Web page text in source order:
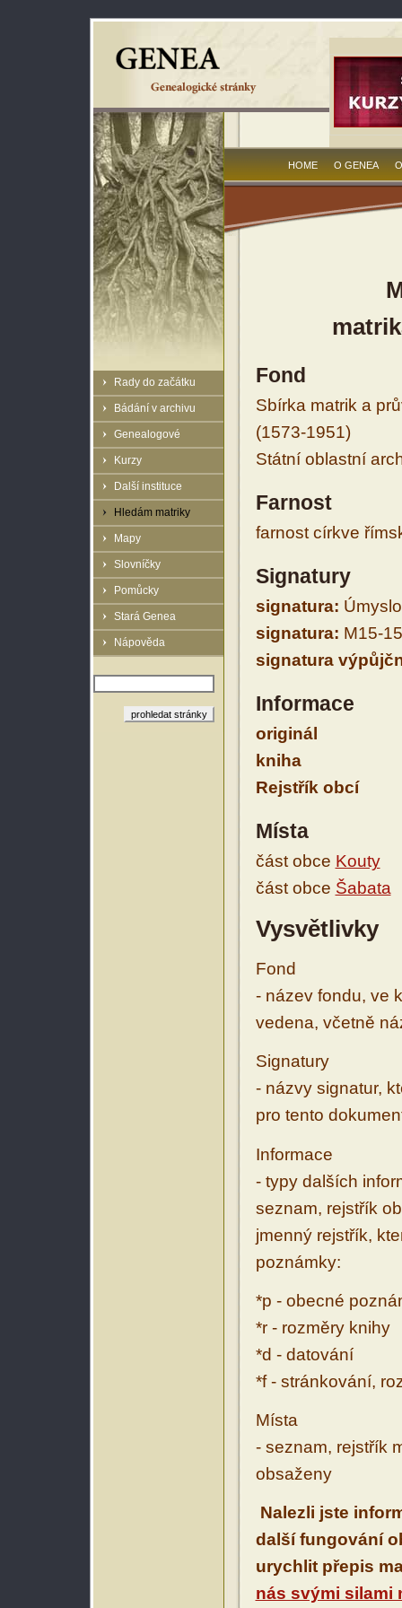
Rady do začátku
Bádání v archivu
Genealogové
Kurzy
Další instituce
Hledám matriky
Mapy
Slovníčky
Pomůcky
Stará Genea
Nápověda
HOME O GENEA
Fond
Sbírka matrik a
(1573-1951)
Státní oblastní
Farnost
farnost církve
Signatury
signatura:
signatura: M15-
signatura
Informace
originál
kniha
Rejstřík obcí
Místa
část obce Kouty
část obce Šabata
Vysvětlivky
Fond
- název fondu, ve
vedena, včetně
Signatury
- názvy signatur,
pro tento
Informace
- typy dalších
seznam, rejstřík
jmenný rejstřík,
poznámky:
*p - obecné
*r - rozměry knihy
*d - datování
*f - stránkování,
Místa
- seznam, rejstřík
obsaženy
Nalezli jste
další fungování
urychlit přepis
nás svými silami